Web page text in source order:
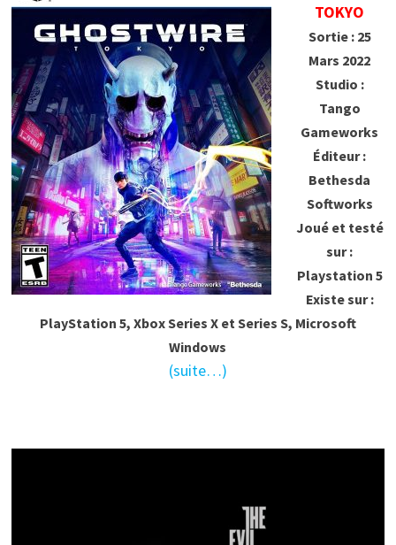
TOKYO
Sortie : 25
Mars 2022
Studio :
Tango
Gameworks
Éditeur :
Bethesda
Softworks
Joué et testé
sur :
Playstation 5
Existe sur :
PlayStation 5, Xbox Series X et Series S, Microsoft
Windows
(suite…)